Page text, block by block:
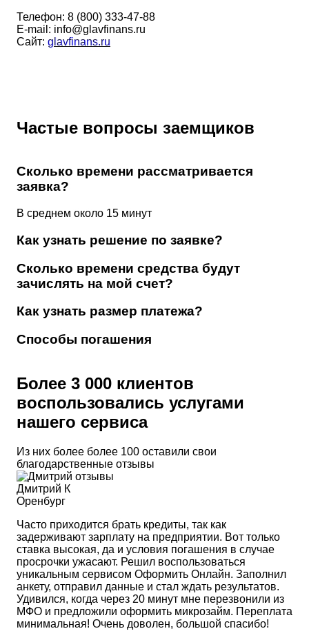
Телефон: 8 (800) 333-47-88
E-mail: info@glavfinans.ru
Cайт: glavfinans.ru
Частые вопросы заемщиков
Сколько времени рассматривается
заявка?
В среднем около 15 минут
Как узнать решение по заявке?
Сколько времени средства будут
зачислять на мой счет?
Как узнать размер платежа?
Способы погашения
Более 3 000 клиентов
воспользовались услугами
нашего сервиса
Из них более более 100 оставили свои
благодарственные отзывы
Дмитрий К
Оренбург
Часто приходится брать кредиты, так как
задерживают зарплату на предприятии. Вот только
ставка высокая, да и условия погашения в случае
просрочки ужасают. Решил воспользоваться
уникальным сервисом Оформить Онлайн. Заполнил
анкету, отправил данные и стал ждать результатов.
Удивился, когда через 20 минут мне перезвонили из
МФО и предложили оформить микрозайм. Переплата
минимальная! Очень доволен, большой спасибо!